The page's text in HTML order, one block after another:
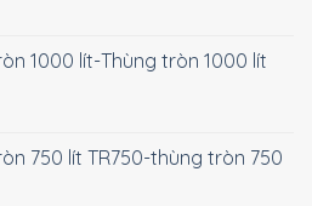
1000 lít-Thùng tròn 1000 lít
750 lít TR750-thùng tròn 750